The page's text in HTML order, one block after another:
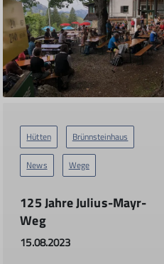
Hütten Brünnsteinhaus
News Wege
125 Jahre Julius-Mayr-
Weg
15.08.2023